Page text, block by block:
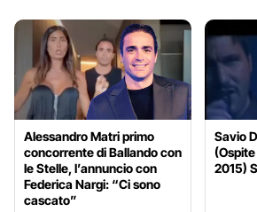
Alessandro Matri primo
concorrente di Ballando con
le Stelle, l’annuncio con
Federica Nargi: “Ci sono
cascato”
Savio
2015)